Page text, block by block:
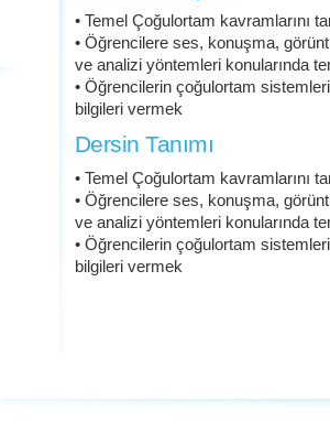
• Temel Çoğulortam kavramlarını
• Öğrencilere ses, konuşma,
ve analizi yöntemleri konularında
• Öğrencilerin çoğulortam
bilgileri vermek
Dersin Tanımı
• Temel Çoğulortam kavramlarını
• Öğrencilere ses, konuşma,
ve analizi yöntemleri konularında
• Öğrencilerin çoğulortam
bilgileri vermek